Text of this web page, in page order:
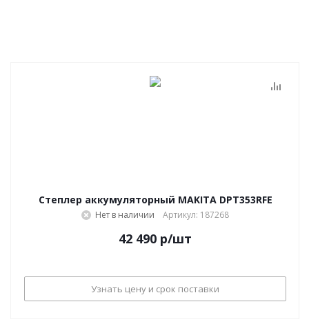
Степлер аккумуляторный MAKITA DPT353RFE
Нет в наличии Артикул: 187268
42 490 р/шт
Узнать цену и срок поставки